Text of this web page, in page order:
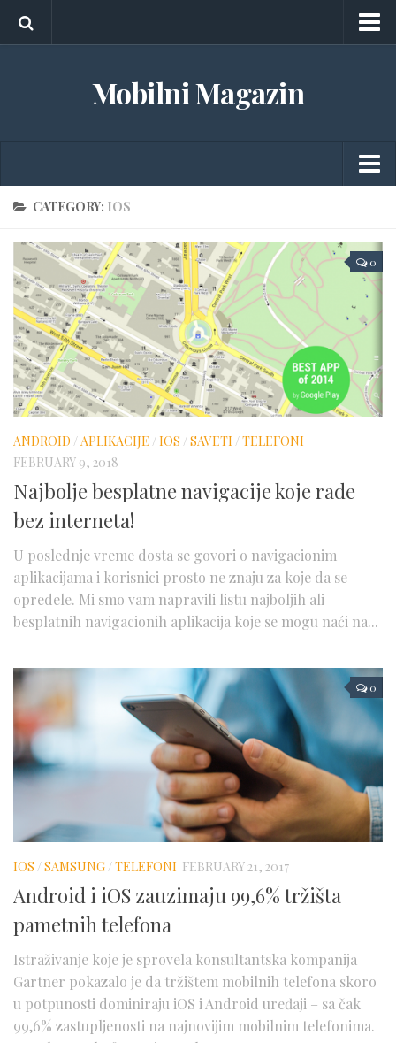
Mobilni Magazin
Android
Gedžeti
Igrice
iOS
Tableti
Telefoni
Testovi
Dogadjaji
Saveti
CATEGORY: IOS
0
ANDROID /APLIKACIJE /IOS /SAVETI /TELEFONI
FEBRUARY 9, 2018
Najbolje besplatne navigacije koje rade
bez interneta!
U poslednje vreme dosta se govori o navigacionim
aplikacijama i korisnici prosto ne znaju za koje da se
opredele. Mi smo vam napravili listu najboljih ali
besplatnih navigacionih aplikacija koje se mogu naći na...
0
IOS /SAMSUNG/TELEFONI FEBRUARY 21, 2017
Android i iOS zauzimaju 99,6% tržišta
pametnih telefona
Istraživanje koje je sprovela konsultantska kompanija
Gartner pokazalo je da tržištem mobilnih telefona skoro
u potpunosti dominiraju iOS i Android uređaji – sa čak
99,6% zastupljenosti na najnovijim mobilnim telefonima.